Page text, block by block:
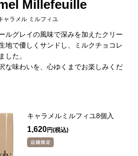
Millefeuille
ャラメル ミルフィユ
ルグレイの風味で深みを加えたクリー
地で優しくサンドし、ミルクチョコレ
した。
な味わいを、心ゆくまでお楽しみくだ
キャラメルミルフィユ8個入
1,620円